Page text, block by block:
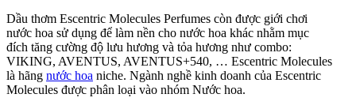
Dầu thơm Escentric Molecules Perfumes còn được giới chơi
nước hoa sử dụng để làm nền cho nước hoa khác nhằm mục
đích tăng cường độ lưu hương và tỏa hương như combo:
VIKING, AVENTUS, AVENTUS+540, … Escentric Molecules
là hãng nước hoa niche. Ngành nghề kinh doanh của Escentric
Molecules được phân loại vào nhóm Nước hoa.